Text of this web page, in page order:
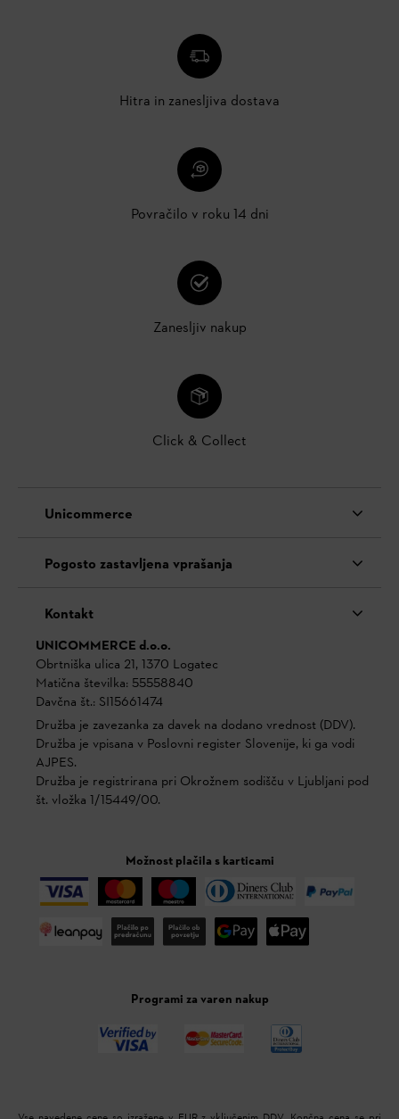
Hitra in zanesljiva dostava
Povračilo v roku 14 dni
Zanesljiv nakup
Click & Collect
Unicommerce
Pogosto zastavljena vprašanja
Kontakt
UNICOMMERCE d.o.o.
Obrtniška ulica 21, 1370 Logatec
Matična številka: 55558840
Davčna št.: SI15661474
Družba je zavezanka za davek na dodano vrednost (DDV).
Družba je vpisana v Poslovni register Slovenije, ki ga vodi
AJPES.
Družba je registrirana pri Okrožnem sodišču v Ljubljani pod
št. vložka 1/15449/00.
Možnost plačila s karticami
Programi za varen nakup